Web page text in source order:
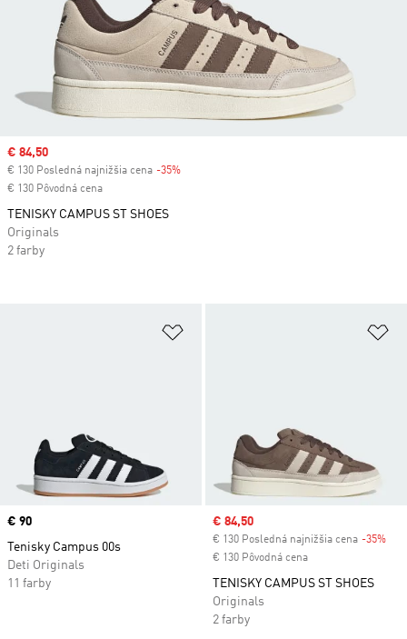
Pridať do zoznamu želaných
Price
€ 90
Tenisky Campus 00s
Deti Originals
11 farby
Sale price
€ 84,50
€ 130 Posledná najnižšia cena -35%
€ 130 Pôvodná cena
TENISKY CAMPUS ST SHOES
Originals
2 farby
Sale price
€ 84,50
€ 130 Posledná najnižšia cena -35%
€ 130 Pôvodná cena
TENISKY CAMPUS ST SHOES
Originals
2 farby